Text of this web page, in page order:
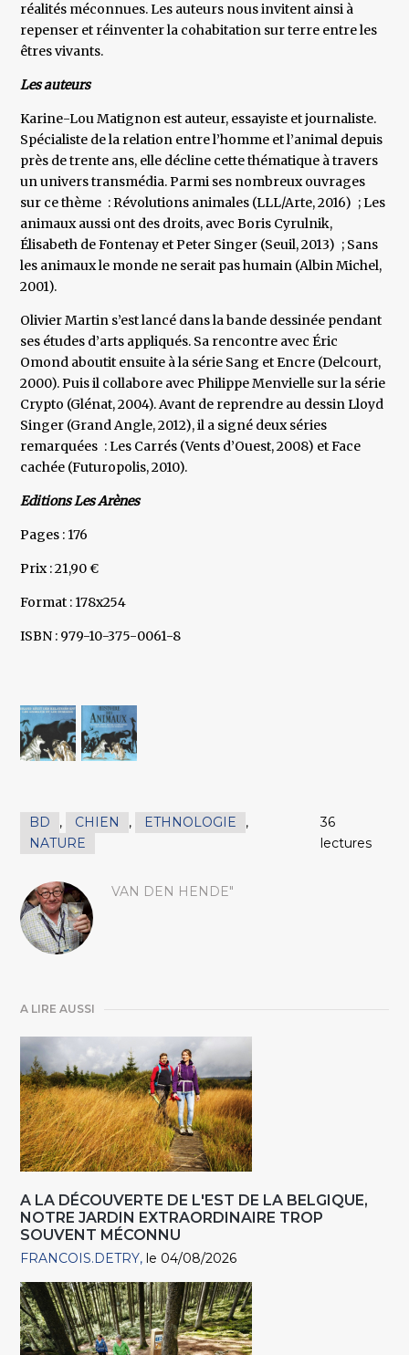
réalités méconnues. Les auteurs nous invitent ainsi à
repenser et réinventer la cohabitation sur terre entre les
êtres vivants.
Les auteurs
Karine-Lou Matignon est auteur, essayiste et journaliste.
Spécialiste de la relation entre l’homme et l’animal depuis
près de trente ans, elle décline cette thématique à travers
un univers transmédia. Parmi ses nombreux ouvrages
sur ce thème : Révolutions animales (LLL/Arte, 2016) ; Les
animaux aussi ont des droits, avec Boris Cyrulnik,
Élisabeth de Fontenay et Peter Singer (Seuil, 2013) ; Sans
les animaux le monde ne serait pas humain (Albin Michel,
2001).
Olivier Martin s’est lancé dans la bande dessinée pendant
ses études d’arts appliqués. Sa rencontre avec Éric
Omond aboutit ensuite à la série Sang et Encre (Delcourt,
2000). Puis il collabore avec Philippe Menvielle sur la série
Crypto (Glénat, 2004). Avant de reprendre au dessin Lloyd
Singer (Grand Angle, 2012), il a signé deux séries
remarquées : Les Carrés (Vents d’Ouest, 2008) et Face
cachée (Futuropolis, 2010).
Editions Les Arènes
Pages : 176
Prix : 21,90 €
Format : 178x254
ISBN : 979-10-375-0061-8
BD , CHIEN , ETHNOLOGIE
,
NATURE
36
lectures
VAN DEN HENDE"
A LIRE AUSSI
A LA DÉCOUVERTE DE L'EST DE LA BELGIQUE,
NOTRE JARDIN EXTRAORDINAIRE TROP
SOUVENT MÉCONNU
FRANCOIS.DETRY le 04/08/2026